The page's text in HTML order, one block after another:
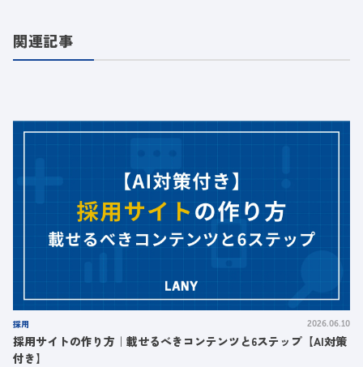
関連記事
採用 2026.06.10
採用サイトの作り方｜載せるべきコンテンツと6ステップ【AI対策
付き】